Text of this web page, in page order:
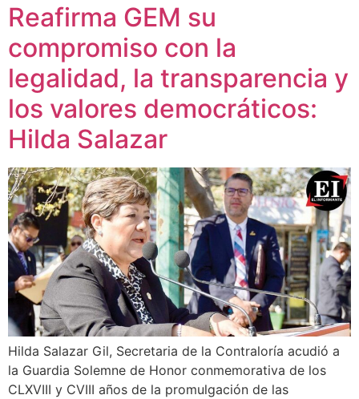
Reafirma GEM su
compromiso con la
legalidad, la transparencia y
los valores democráticos:
Hilda Salazar
Hilda Salazar Gil, Secretaria de la Contraloría acudió a
la Guardia Solemne de Honor conmemorativa de los
CLXVIII y CVIII años de la promulgación de las